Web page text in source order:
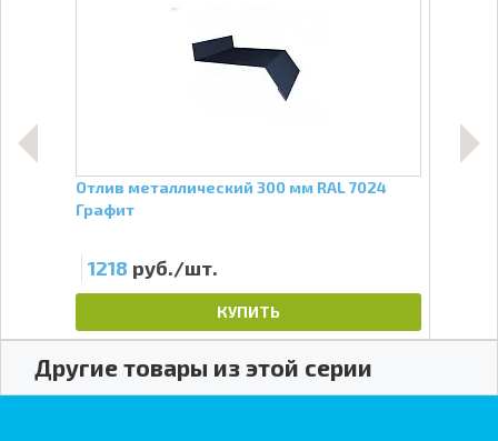
Отлив металлический 300 мм RAL 7024
Графит
1218 руб./шт.
КУПИТЬ
Другие товары из этой серии